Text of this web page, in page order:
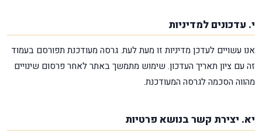
י. עדכונים למדיניות
אנו עשויים לעדכן מדיניות זו מעת לעת. גרסה מעודכנת תפורסם בעמוד
זה עם ציון תאריך העדכון. שימוש מתמשך באתר לאחר פרסום שינויים
מהווה הסכמה לגרסה המעודכנת.
יא. יצירת קשר בנושא פרטיות